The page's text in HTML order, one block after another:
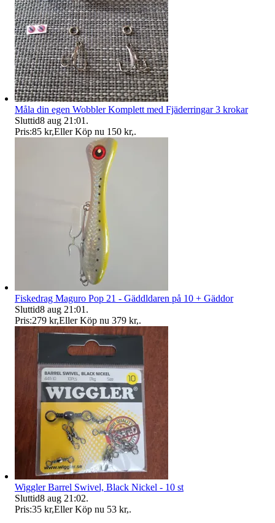
Måla din egen Wobbler Komplett med Fjäderringar 3 krokar
Sluttid8 aug 21:01 .
Pris:85 kr,Eller Köp nu 150 kr,.
Fiskedrag Maguro Pop 21 - Gäddldaren på 10 + Gäddor
Sluttid8 aug 21:01 .
Pris:279 kr,Eller Köp nu 379 kr,.
Wiggler Barrel Swivel, Black Nickel - 10 st
Sluttid8 aug 21:02.
Pris:35 kr,Eller Köp nu 53 kr,.